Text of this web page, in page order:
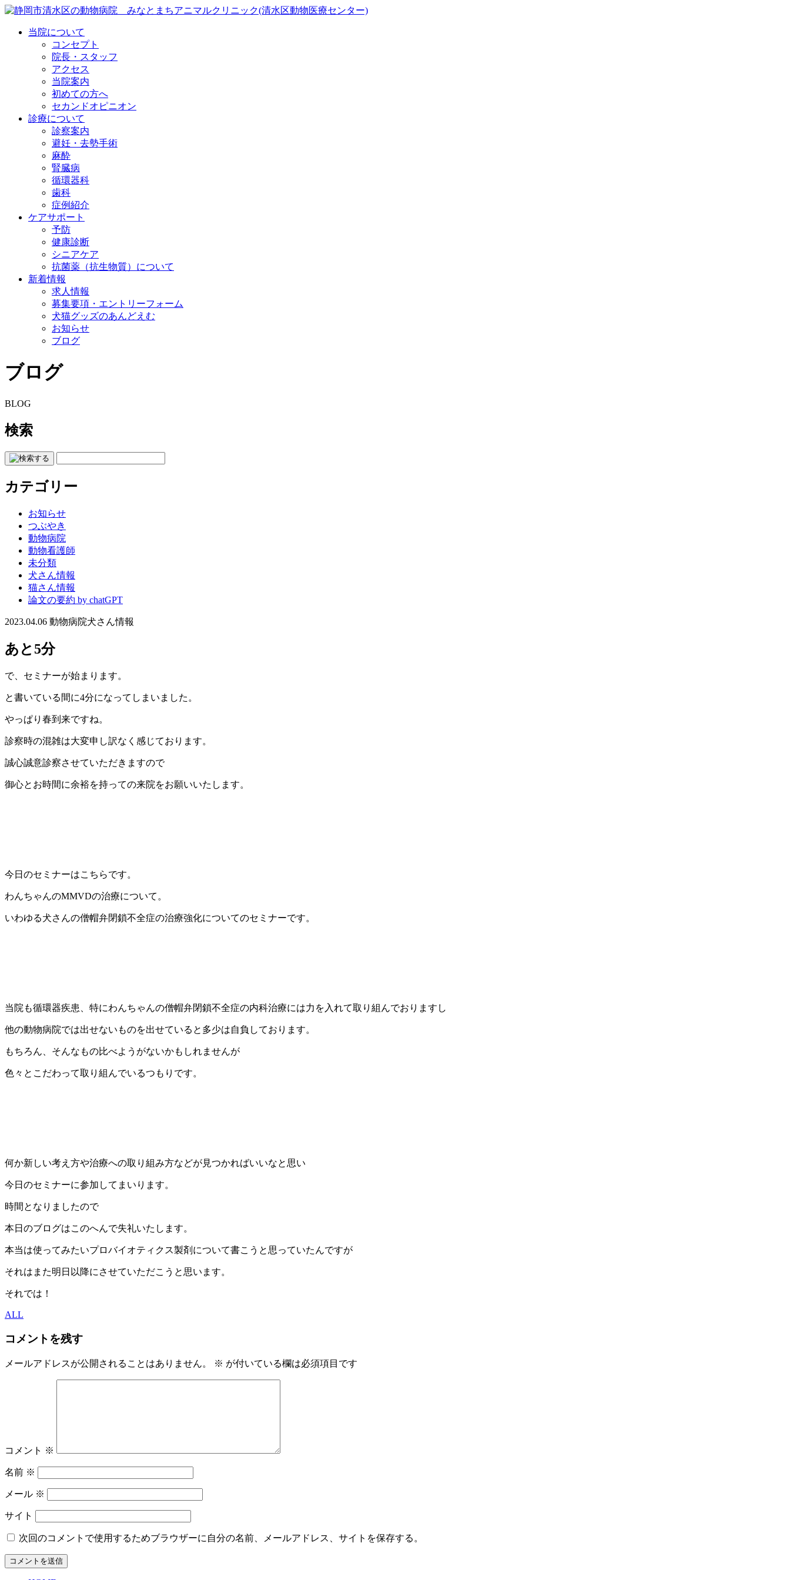
当院について
コンセプト
院長・スタッフ
アクセス
当院案内
初めての方へ
セカンドオピニオン
診療について
診察案内
避妊・去勢手術
麻酔
腎臓病
循環器科
歯科
症例紹介
ケアサポート
予防
健康診断
シニアケア
抗菌薬（抗生物質）について
新着情報
求人情報
募集要項・エントリーフォーム
犬猫グッズのあんどえむ
お知らせ
ブログ
ブログ
BLOG
検索
カテゴリー
お知らせ
つぶやき
動物病院
動物看護師
未分類
犬さん情報
猫さん情報
論文の要約 by chatGPT
2023.04.06 動物病院犬さん情報
あと5分
で、セミナーが始まります。
と書いている間に4分になってしまいました。
やっぱり春到来ですね。
診察時の混雑は大変申し訳なく感じております。
誠心誠意診察させていただきますので
御心とお時間に余裕を持っての来院をお願いいたします。
今日のセミナーはこちらです。
わんちゃんのMMVDの治療について。
いわゆる犬さんの僧帽弁閉鎖不全症の治療強化についてのセミナーです。
当院も循環器疾患、特にわんちゃんの僧帽弁閉鎖不全症の内科治療には力を入れて取り組んでおりますし
他の動物病院では出せないものを出せていると多少は自負しております。
もちろん、そんなもの比べようがないかもしれませんが
色々とこだわって取り組んでいるつもりです。
何か新しい考え方や治療への取り組み方などが見つかればいいなと思い
今日のセミナーに参加してまいります。
時間となりましたので
本日のブログはこのへんで失礼いたします。
本当は使ってみたいプロバイオティクス製剤について書こうと思っていたんですが
それはまた明日以降にさせていただこうと思います。
それでは！
ALL
コメントを残す
メールアドレスが公開されることはありません。 ※ が付いている欄は必須項目です
コメント ※
名前 ※
メール ※
サイト
次回のコメントで使用するためブラウザーに自分の名前、メールアドレス、サイトを保存する。